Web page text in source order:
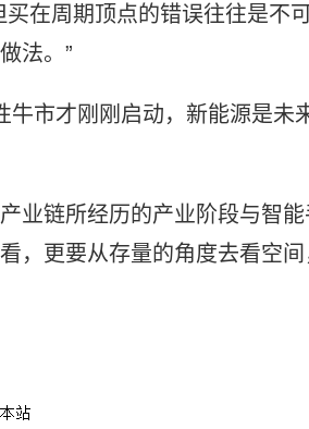
在周期顶点的错误往往是不
法。”
牛市才刚刚启动，新能源是未
业链所经历的产业阶段与智能
，更要从存量的角度去看空间